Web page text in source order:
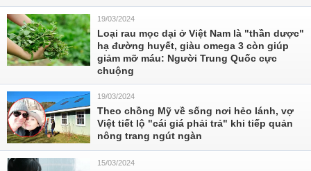
19/03/2024
Loại rau mọc dại ở Việt Nam là "thần dược"
hạ đường huyết, giàu omega 3 còn giúp
giảm mỡ máu: Người Trung Quốc cực
chuộng
19/03/2024
Theo chồng Mỹ về sống nơi hẻo lánh, vợ
Việt tiết lộ "cái giá phải trả" khi tiếp quản
nông trang ngút ngàn
15/03/2024